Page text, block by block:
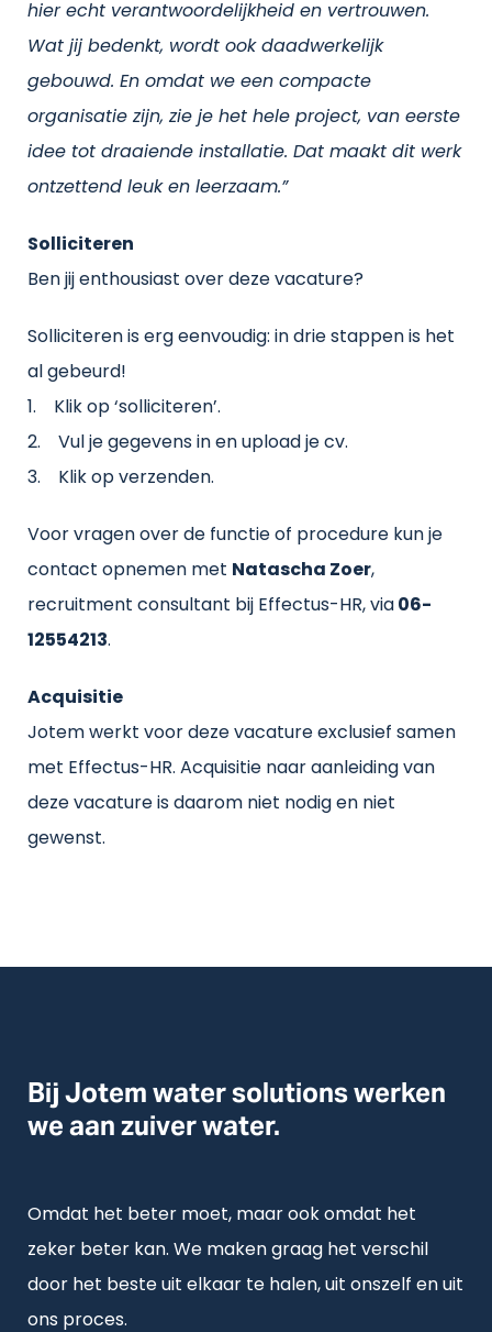
hier echt verantwoordelijkheid en vertrouwen.
Wat jij bedenkt, wordt ook daadwerkelijk
gebouwd. En omdat we een compacte
organisatie zijn, zie je het hele project, van eerste
idee tot draaiende installatie. Dat maakt dit werk
ontzettend leuk en leerzaam.”
Solliciteren
Ben jij enthousiast over deze vacature?
Solliciteren is erg eenvoudig: in drie stappen is het
al gebeurd!
1. Klik op ‘solliciteren’.
2. Vul je gegevens in en upload je cv.
3. Klik op verzenden.
Voor vragen over de functie of procedure kun je
contact opnemen met Natascha Zoer,
recruitment consultant bij Effectus-HR, via 06-
12554213.
Acquisitie
Jotem werkt voor deze vacature exclusief samen
met Effectus-HR. Acquisitie naar aanleiding van
deze vacature is daarom niet nodig en niet
gewenst.
Bij Jotem water solutions werken
we aan zuiver water.
Omdat het beter moet, maar ook omdat het
zeker beter kan. We maken graag het verschil
door het beste uit elkaar te halen, uit onszelf en uit
ons proces.